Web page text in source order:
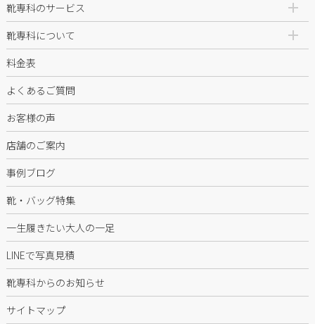
靴専科のサービス
靴専科について
料金表
よくあるご質問
お客様の声
店舗のご案内
事例ブログ
靴・バッグ特集
一生履きたい大人の一足
LINEで写真見積
靴専科からのお知らせ
サイトマップ